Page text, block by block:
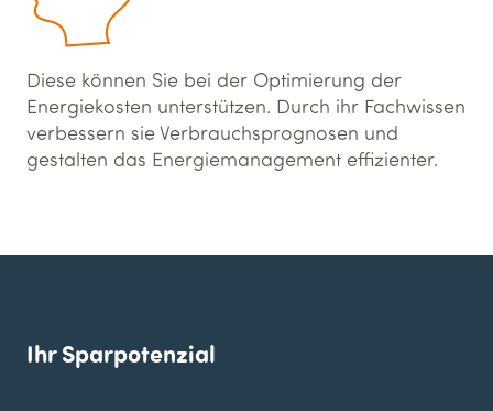
Diese können Sie bei der Optimierung der
Energiekosten unterstützen. Durch ihr Fachwissen
verbessern sie Verbrauchsprognosen und
gestalten das Energiemanagement effizienter.
Ihr Sparpotenzial